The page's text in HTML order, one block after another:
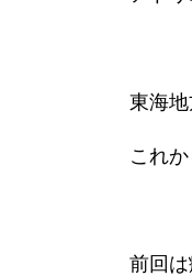
東海
これ
前回